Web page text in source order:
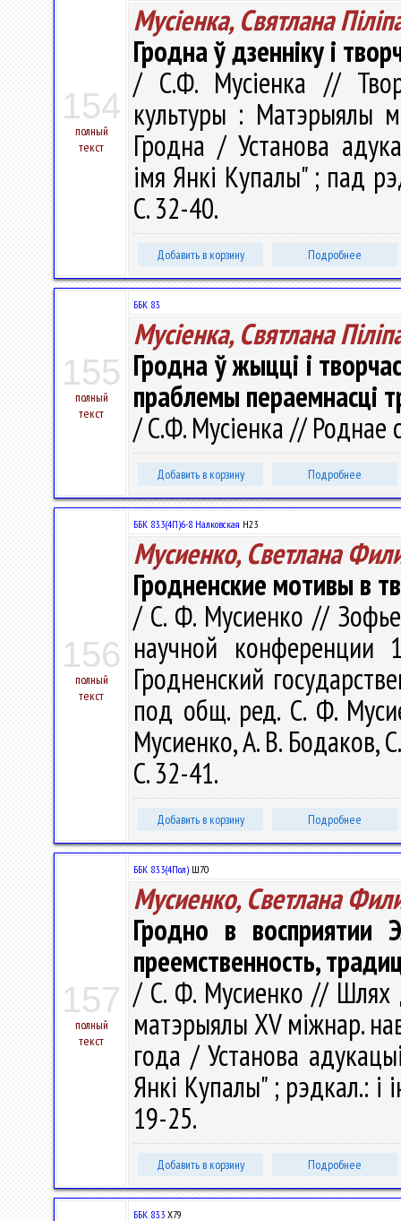
154
полный
текст
Мусіенка, Святлана
Гродна ў дзенніку і
/ С.Ф. Мусіенка //
культуры : Матэрыялы
Гродна / Установа
імя Янкі Купалы" ; пад
С. 32-40.
Добавить в корзину Подробнее
155
полный
текст
ББК 83.
Мусіенка, Святлана
Гродна ў жыцці і
праблемы пераемнасці
/ С.Ф. Мусіенка //
Добавить в корзину Подробнее
156
полный
текст
ББК 83.3(4П)6-8 Налковская Н23
Мусиенко, Светлана
Гродненские мотивы в
/ С. Ф. Мусиенко // Зофье
научной
Гродненский
под общ. ред. С. Ф.
Мусиенко, А. В. Бодаков,
С. 32-41.
Добавить в корзину Подробнее
157
полный
текст
ББК 83.3(4Пол) Ш70
Мусиенко, Светлана
Гродно в
преемственность,
/ С. Ф. Мусиенко // Шлях
матэрыялы XV міжнар.
года / Установа
Янкі Купалы" ; рэдкал.: і
19-25.
Добавить в корзину Подробнее
ББК 83.3 Х79